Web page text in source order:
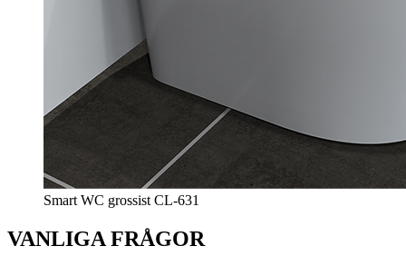
Smart WC grossist CL-631
VANLIGA FRÅGOR